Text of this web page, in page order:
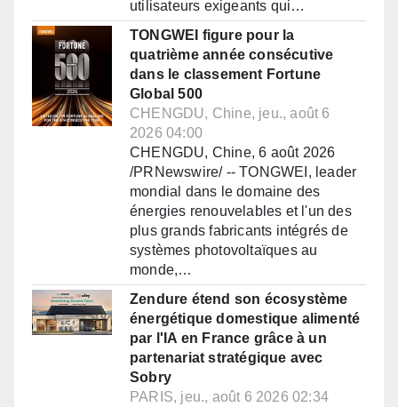
utilisateurs exigeants qui…
TONGWEI figure pour la
quatrième année consécutive
dans le classement Fortune
Global 500
CHENGDU, Chine, jeu., août 6
2026 04:00
CHENGDU, Chine, 6 août 2026
/PRNewswire/ -- TONGWEI, leader
mondial dans le domaine des
énergies renouvelables et l'un des
plus grands fabricants intégrés de
systèmes photovoltaïques au
monde,…
Zendure étend son écosystème
énergétique domestique alimenté
par l'IA en France grâce à un
partenariat stratégique avec
Sobry
PARIS, jeu., août 6 2026 02:34